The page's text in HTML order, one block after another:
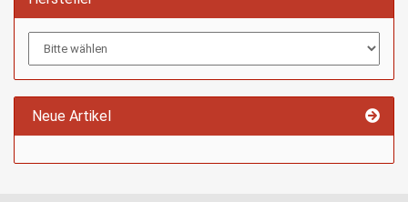
Neue Artikel